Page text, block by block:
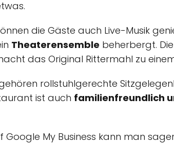
die Gäste auch Live-Musik
Theaterensemble beherbergt.
das Original Rittermahl zu
rollstuhlgerechte
ist auch familienfreundlich
Google My Business kann man